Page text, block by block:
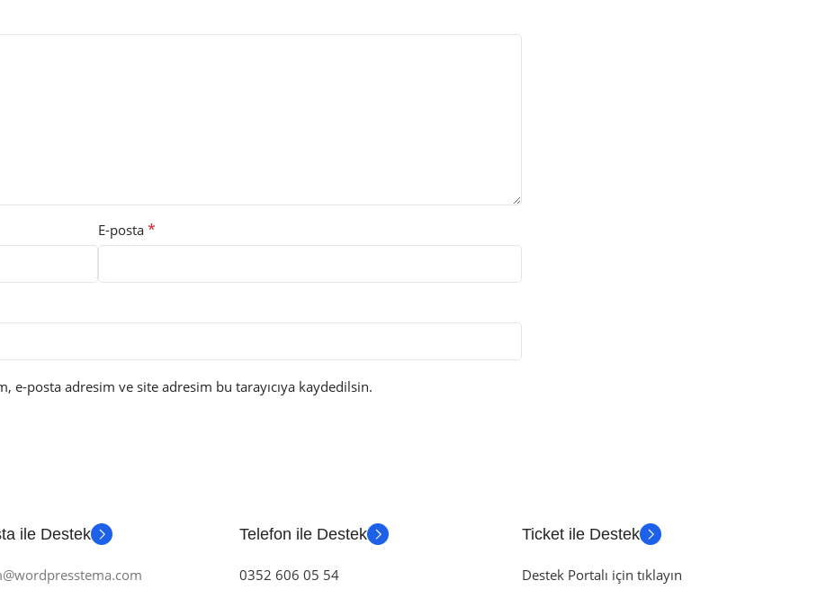
E-posta*
e-posta adresim ve site adresim bu tarayıcıya kaydedilsin.
ile Destek Telefon ile Destek
0352 606 05 54
Ticket ile Destek
Destek Portalı için tıklayın